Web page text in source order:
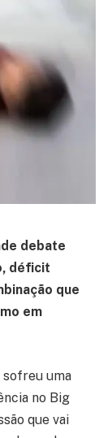
debate
déficit
que
em
uma
no Big
que vai